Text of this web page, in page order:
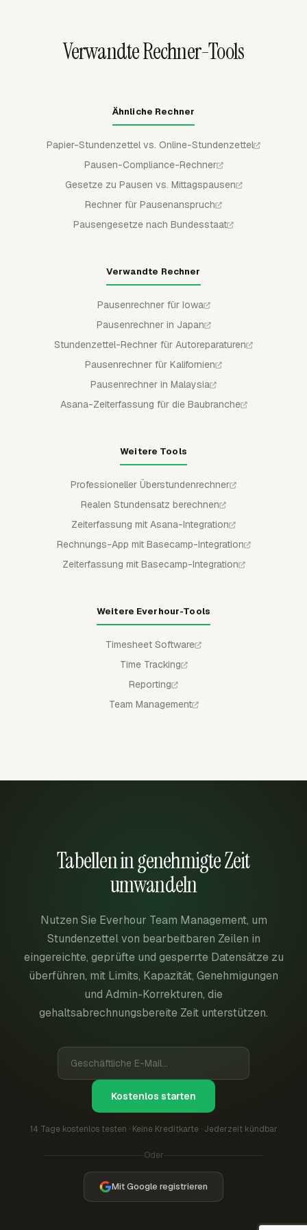
exportieren.Verwandte Rechner-Tools
Ähnliche Rechner
Papier-Stundenzettel vs. Online-Stundenzettel
Pausen-Compliance-Rechner
Gesetze zu Pausen vs. Mittagspausen
Rechner für Pausenanspruch
Pausengesetze nach Bundesstaat
Verwandte Rechner
Pausenrechner für Iowa
Pausenrechner in Japan
Stundenzettel-Rechner für Autoreparaturen
Pausenrechner für Kalifornien
Pausenrechner in Malaysia
Asana-Zeiterfassung für die Baubranche
Weitere Tools
Professioneller Überstundenrechner
Realen Stundensatz berechnen
Zeiterfassung mit Asana-Integration
Rechnungs-App mit Basecamp-Integration
Zeiterfassung mit Basecamp-Integration
Weitere Everhour-Tools
Timesheet Software
Time Tracking
Reporting
Team Management
Tabellen in genehmigte Zeit
umwandeln
Nutzen Sie Everhour Team Management, um
Stundenzettel von bearbeitbaren Zeilen in
eingereichte, geprüfte und gesperrte Datensätze zu
überführen, mit Limits, Kapazität, Genehmigungen
und Admin-Korrekturen, die
gehaltsabrechnungsbereite Zeit unterstützen.
Kostenlos starten
14 Tage kostenlos testen · Keine Kreditkarte · Jederzeit kündbar
Oder
Mit Google registrieren